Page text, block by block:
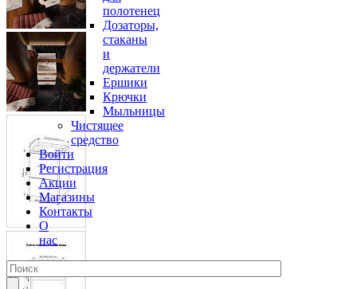
полотенец
Дозаторы,
стаканы
и
держатели
Ершики
Крючки
Мыльницы
Чистящее
средство
Войти
Регистрация
Акции
Магазины
Контакты
О
нас